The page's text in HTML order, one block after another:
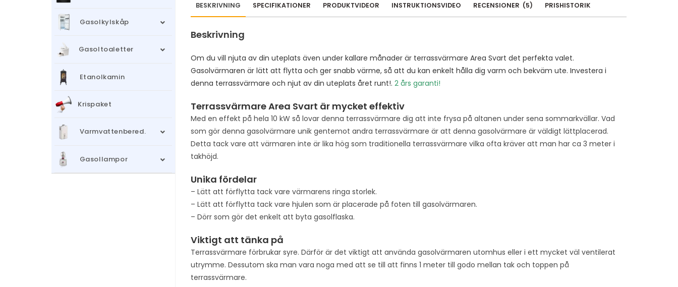
BESKRIVNING SPECIFIKATIONER PRODUKTVIDEOR INSTRUKTIONSVIDEO RECENSIONER (5) PRISHISTORIK
Beskrivning
Om du vill njuta av din uteplats även under kallare månader är terrassvärmare Area Svart det perfekta valet.
Gasolvärmaren är lätt att flytta och ger snabb värme, så att du kan enkelt hålla dig varm och bekväm ute. Investera i
denna terrassvärmare och njut av din uteplats året runt!. 2 års garanti!
Terrassvärmare Area Svart är mycket effektiv
Med en effekt på hela 10 kW så lovar denna terrassvärmare dig att inte frysa på altanen under sena sommarkvällar. Vad
som gör denna gasolvärmare unik gentemot andra terrassvärmare är att denna gasolvärmare är väldigt lättplacerad.
Detta tack vare att värmaren inte är lika hög som traditionella terrassvärmare vilka ofta kräver att man har ca 3 meter i
takhöjd.
Unika fördelar
– Lätt att förflytta tack vare värmarens ringa storlek.
– Lätt att förflytta tack vare hjulen som är placerade på foten till gasolvärmaren.
– Dörr som gör det enkelt att byta gasolflaska.
Viktigt att tänka på
Terrassvärmare förbrukar syre. Därför är det viktigt att använda gasolvärmaren utomhus eller i ett mycket väl ventilerat
utrymme. Dessutom ska man vara noga med att se till att finns 1 meter till godo mellan tak och toppen på
terrassvärmare.
Gasolkylskåp
Gasoltoaletter
Etanolkamin
Krispaket
Varmvattenbered.
Gasollampor